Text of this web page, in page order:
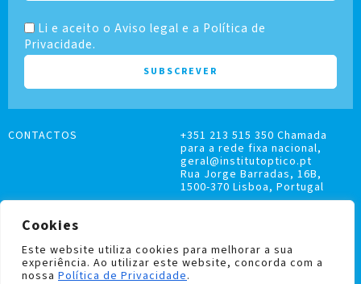
Cookies
Este website utiliza cookies para melhorar a sua
experiência. Ao utilizar este website, concorda com a
nossa Política de Privacidade.
Li e aceito o Aviso legal e a Política de
Privacidade.
LIVRO DE RECLAMAÇÕES
CONTACTOS
+351 213 515 350 Chamada
para a rede fixa nacional,
geral@institutoptico.pt
Rua Jorge Barradas, 16B,
1500-370 Lisboa, Portugal